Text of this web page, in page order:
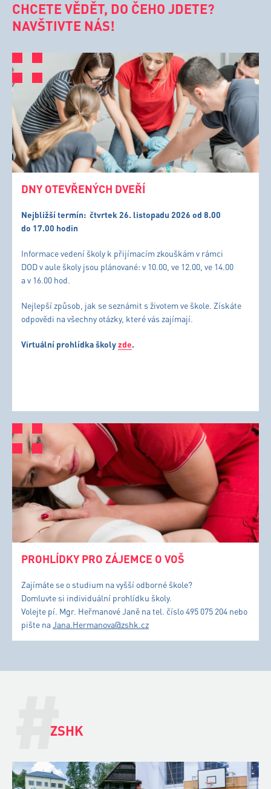
CHCETE VĚDĚT, DO ČEHO JDETE?
NAVŠTIVTE NÁS!
DNY OTEVŘENÝCH DVEŘÍ
Nejbližší termín: čtvrtek 26. listopadu 2026 od 8.00
do 17.00 hodin
Informace vedení školy k přijímacím zkouškám v rámci
DOD v aule školy jsou plánované: v 10.00, ve 12.00, ve 14.00
a v 16.00 hod.
Nejlepší způsob, jak se seznámit s životem ve škole. Získáte
odpovědi na všechny otázky, které vás zajímají.
Virtuální prohlídka školyzde.
PROHLÍDKY PRO ZÁJEMCE O VOŠ
Zajímáte se o studium na vyšší odborné škole?
Domluvte si individuální prohlídku školy.
Volejte pí. Mgr. Heřmanové Janě na tel. číslo 495 075 204 nebo
pište naJana.Hermanova@zshk.cz
#
ZSHK